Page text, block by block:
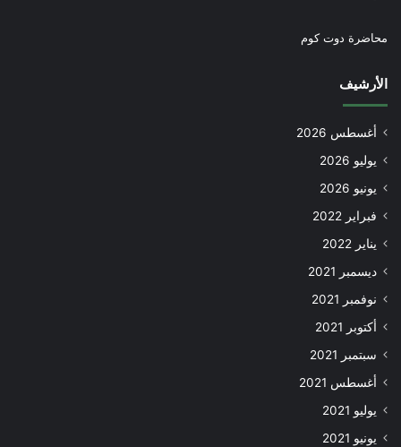
محاضرة دوت كوم
الأرشيف
أغسطس 2026
يوليو 2026
يونيو 2026
فبراير 2022
يناير 2022
ديسمبر 2021
نوفمبر 2021
أكتوبر 2021
سبتمبر 2021
أغسطس 2021
يوليو 2021
يونيو 2021